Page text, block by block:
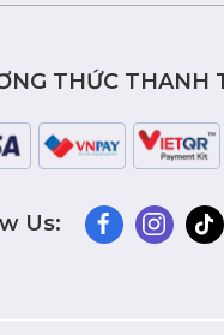
THỨC THANH
Us: